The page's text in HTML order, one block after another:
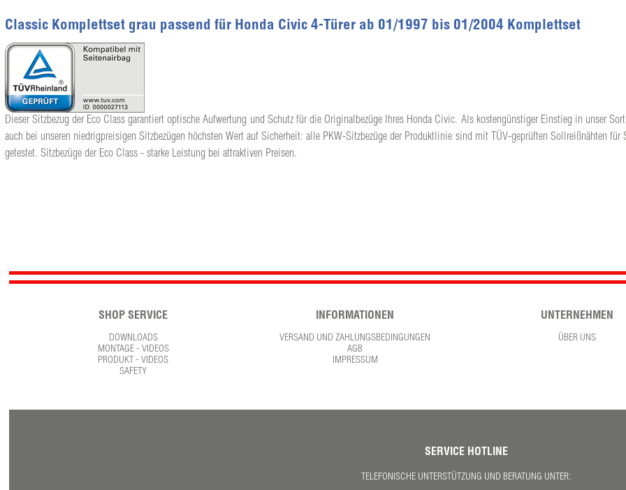
Classic Komplettset grau passend für Honda Civic 4-Türer ab 01/1997 bis 01/2004 Komplettset
Dieser Sitzbezug der Eco Class garantiert optische Aufwertung und Schutz für die Originalbezüge Ihres Honda Civic. Als kostengünstiger Einstieg in unser
auch bei unseren niedrigpreisigen Sitzbezügen höchsten Wert auf Sicherheit: alle PKW-Sitzbezüge der Produktlinie sind mit TÜV-geprüften Sollreißnähten für
getestet. Sitzbezüge der Eco Class - starke Leistung bei attraktiven Preisen.
SHOP SERVICE
DOWNLOADS
MONTAGE - VIDEOS
PRODUKT - VIDEOS
SAFETY
INFORMATIONEN
VERSAND UND ZAHLUNGSBEDINGUNGEN
AGB
IMPRESSUM
UNTERNEHMEN
ÜBER UNS
SERVICE HOTLINE
TELEFONISCHE UNTERSTÜTZUNG UND BERATUNG UNTER: